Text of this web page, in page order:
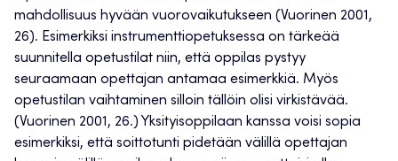
mahdollisuus hyvään vuorovaikutukseen (Vuorinen 2001,
26). Esimerkiksi instrumenttiopetuksessa on tärkeää
suunnitella opetustilat niin, että oppilas pystyy
seuraamaan opettajan antamaa esimerkkiä. Myös
opetustilan vaihtaminen silloin tällöin olisi virkistävää.
(Vuorinen 2001, 26.) Yksityisoppilaan kanssa voisi sopia
esimerkiksi, että soittotunti pidetään välillä opettajan